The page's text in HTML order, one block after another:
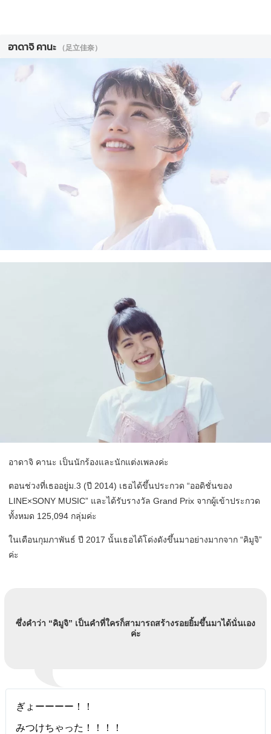
อาดาจิ คานะ （足立佳奈）
อาดาจิ คานะ เป็นนักร้องและนักแต่งเพลงค่ะ
ตอนช่วงที่เธออยู่ม.3 (ปี 2014) เธอได้ขึ้นประกวด “ออดิชั่นของ
LINE×SONY MUSIC” และได้รับรางวัล Grand Prix จากผู้เข้าประกวด
ทั้งหมด 125,094 กลุ่มค่ะ
ในเดือนกุมภาพันธ์ ปี 2017 นั้นเธอได้โด่งดังขึ้นมาอย่างมากจาก “คิมูจิ”
ค่ะ
ซึ่งคำว่า “คิมูจิ” เป็นคำที่ใครก็สามารถสร้างรอยยิ้มขึ้นมาได้นั่นเอง
ค่ะ
ぎょーーーー！！
みつけちゃった！！！！